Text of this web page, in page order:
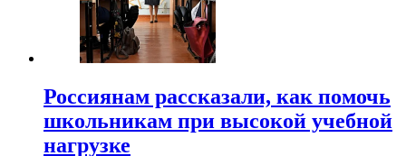
Россиянам рассказали, как помочь
школьникам при высокой учебной
нагрузке